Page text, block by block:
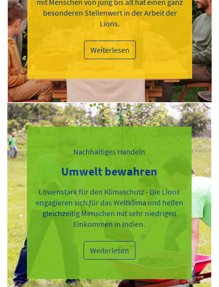
mit Menschen von jung bis alt hat einen ganz
besonderen Stellenwert in der Arbeit der
Lions.
Weiterlesen
Nachhaltiges Handeln
Umwelt bewahren
Löwenstark für den Klimaschutz - Die Lions
engagieren sich für das Weltklima und helfen
gleichzeitig Menschen mit sehr niedrigen
Einkommen in Indien.
Weiterlesen